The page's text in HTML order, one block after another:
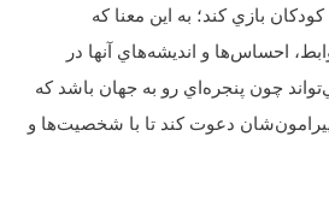
بازي کند؛ به اين معنا که
احساس‌ها‌ و انديشه‌هاي آنها در
چون پنجره‌اي رو به جهان باشد که
پيرامون‌شان دعوت کند تا با شخصيت‌ها و